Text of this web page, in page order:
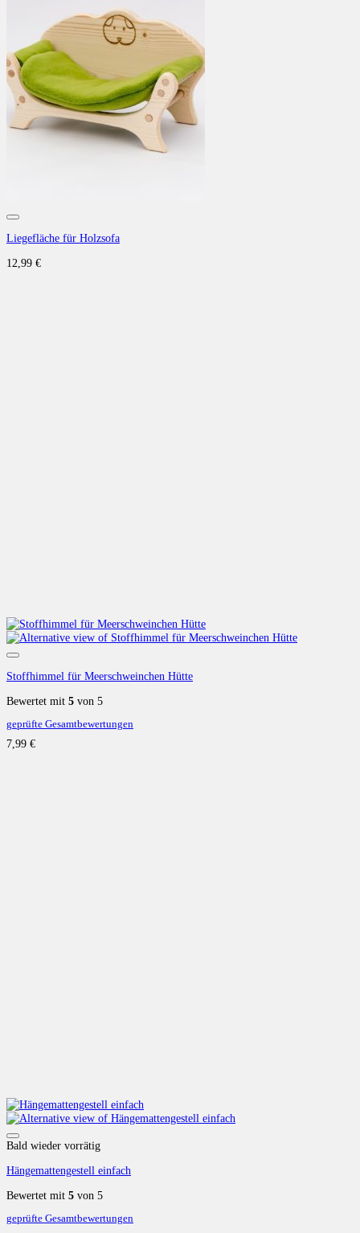
Liegefläche für Holzsofa
12,99 €
Stoffhimmel für Meerschweinchen Hütte
Bewertet mit 5 von 5
geprüfte Gesamtbewertungen
7,99 €
Bald wieder vorrätig
Hängemattengestell einfach
Bewertet mit 5 von 5
geprüfte Gesamtbewertungen